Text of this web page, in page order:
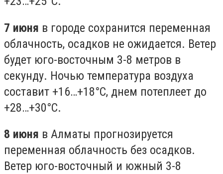
7 июня в городе сохранится переменная
облачность, осадков не ожидается. Ветер
будет юго-восточным 3-8 метров в
секунду. Ночью температура воздуха
составит +16…+18°C, днем потеплеет до
+28…+30°C.
8 июня в Алматы прогнозируется
переменная облачность без осадков.
Ветер юго-восточный и южный 3-8